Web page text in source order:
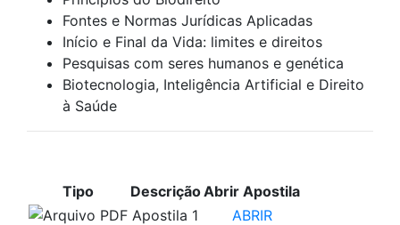
Fontes e Normas Jurídicas Aplicadas
Início e Final da Vida: limites e direitos
Pesquisas com seres humanos e genética
Biotecnologia, Inteligência Artificial e Direito
à Saúde
Tipo DescriçãoAbrir Apostila
Apostila 1
ABRIR